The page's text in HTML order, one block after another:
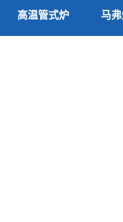
高温管式炉 马